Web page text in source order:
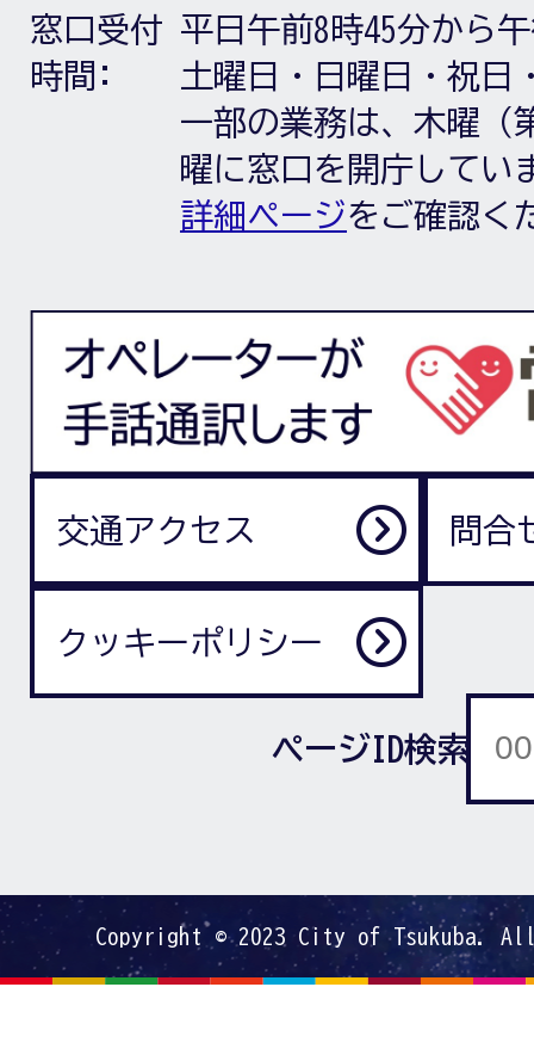
窓口受付
時間:
平日午前8時45分から
土曜日・日曜日・祝日
一部の業務は、木曜（
曜に窓口を開庁してい
詳細ページをご確認く
交通アクセス 問合
クッキーポリシー
ページID検索
Copyright © 2023 City of Tsukuba.